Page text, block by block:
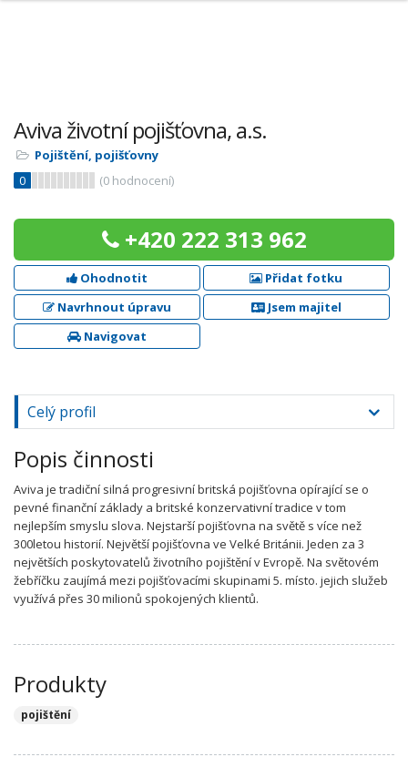
Aviva životní pojišťovna, a.s.
Pojištění, pojišťovny
0
(0 hodnocení)
+420 222 313 962
Ohodnotit
Přidat fotku
Navrhnout úpravu
Jsem majitel
Navigovat
Celý profil
Popis činnosti
Aviva je tradiční silná progresivní britská pojišťovna opírající se o
pevné finanční základy a britské konzervativní tradice v tom
nejlepším smyslu slova. Nejstarší pojišťovna na světě s více než
300letou historií. Největší pojišťovna ve Velké Británii. Jeden za 3
největších poskytovatelů životního pojištění v Evropě. Na světovém
žebříčku zaujímá mezi pojišťovacími skupinami 5. místo. jejich služeb
využívá přes 30 milionů spokojených klientů.
Produkty
pojištění